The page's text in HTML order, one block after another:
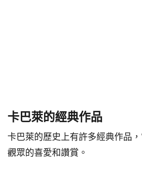
卡巴萊的經典作品
卡巴萊的歷史上有許多經典作品
觀眾的喜愛和讚賞。